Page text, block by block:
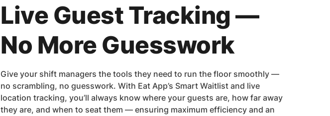
Live Guest Tracking —
No More Guesswork
Give your shift managers the tools they need to run the floor smoothly —
no scrambling, no guesswork. With Eat App’s Smart Waitlist and live
location tracking, you’ll always know where your guests are, how far away
they are, and when to seat them — ensuring maximum efficiency and an